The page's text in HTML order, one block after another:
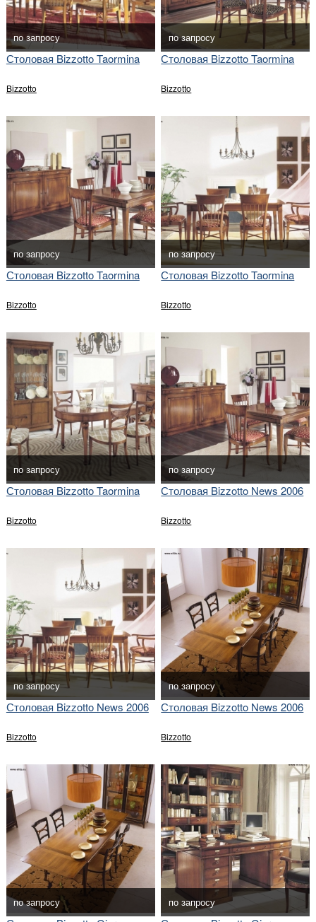
по запросу
Столовая Bizzotto Taormina
Bizzotto
по запросу
Столовая Bizzotto Taormina
Bizzotto
по запросу
Столовая Bizzotto Taormina
Bizzotto
по запросу
Столовая Bizzotto Taormina
Bizzotto
по запросу
Столовая Bizzotto Taormina
Bizzotto
по запросу
Столовая Bizzotto News 2006
Bizzotto
по запросу
Столовая Bizzotto News 2006
Bizzotto
по запросу
Столовая Bizzotto News 2006
Bizzotto
по запросу по запросу